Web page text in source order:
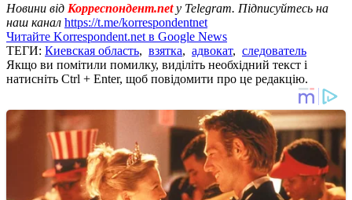
Новини від Корреспондент.net у Telegram. Підписуйтесь на
наш канал https://t.me/korrespondentnet
Читайте Korrespondent.net в Google News
ТЕГИ: Киевская область, взятка, адвокат, следователь
Якщо ви помітили помилку, виділіть необхідний текст і
натисніть Ctrl + Enter, щоб повідомити про це редакцію.